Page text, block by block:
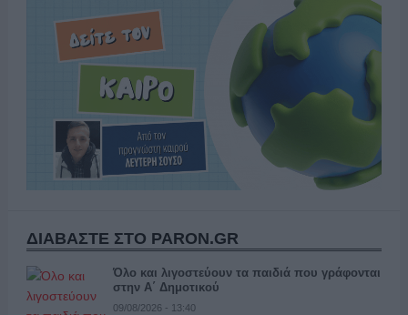
ΔΙΑΒΑΣΤΕ ΣΤΟ PARON.GR
Όλο και λιγοστεύουν τα παιδιά που γράφονται
στην Α΄ Δημοτικού
09/08/2026 - 13:40